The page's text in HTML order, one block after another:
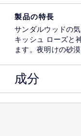
製品の特長
サンダルウッドの
キッシュ ローズと
ます。夜明けの砂
成分